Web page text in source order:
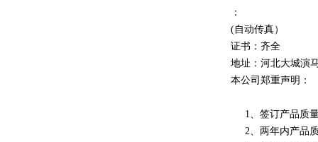
：
(自动传真）
证书：齐全
地址：河北大城演
本公司郑重声明：
1、签订产品质量
2、两年内产品质